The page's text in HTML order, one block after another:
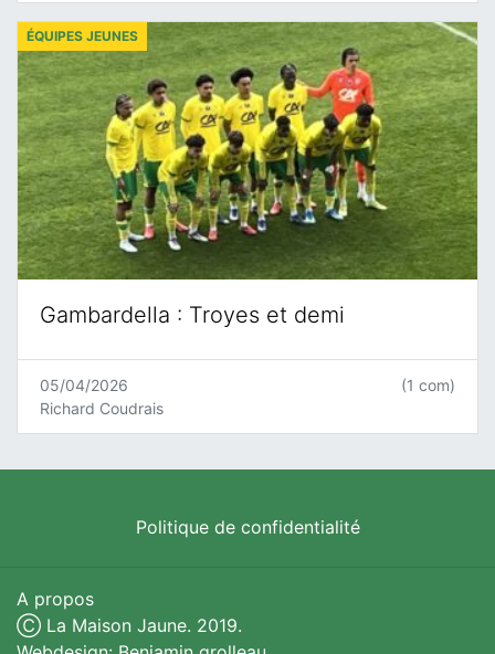
Gambardella : Troyes et demi
ÉQUIPES JEUNES
05/04/2026
Richard Coudrais
(1 com)
Politique de confidentialité
A propos
Ⓒ La Maison Jaune. 2019.